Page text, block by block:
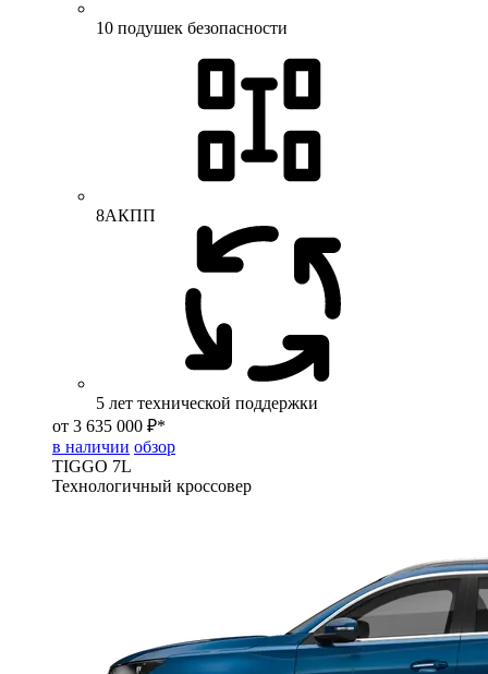
10 подушек безопасности
8АКПП
5 лет технической поддержки
от 3 635 000 ₽*
в наличии обзор
TIGGO 7L
Технологичный кроссовер